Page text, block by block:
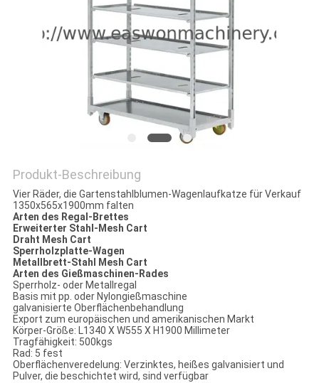
PRIVACY
POLICY
Produkt-Beschreibung
Vier Räder, die Gartenstahlblumen-Wagenlaufkatze für Verkauf
1350x565x1900mm falten
Arten des Regal-Brettes
Erweiterter Stahl-Mesh Cart
Draht Mesh Cart
Sperrholzplatte-Wagen
Metallbrett-Stahl Mesh Cart
Arten des Gießmaschinen-Rades
Sperrholz- oder Metallregal
Basis mit pp. oder Nylongießmaschine
galvanisierte Oberflächenbehandlung
Export zum europäischen und amerikanischen Markt
Körper-Größe: L1340 X W555 X H1900 Millimeter
Tragfähigkeit: 500kgs
Rad: 5 fest
Oberflächenveredelung: Verzinktes, heißes galvanisiert und
Pulver, die beschichtet wird, sind verfügbar